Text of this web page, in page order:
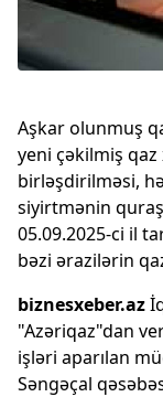
Aşkar olunmuş
yeni çəkilmiş
birləşdirilməsi,
siyirtmənin
05.09.2025-ci il
bəzi ərazilərin
biznesxeber.az
"Azəriqaz"dan
işləri aparılan
Səngəçal